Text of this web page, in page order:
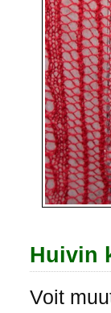
Huivin
Voit